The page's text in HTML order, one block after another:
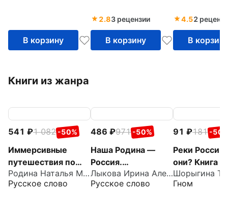
В корзину
диагностический
материал
2.83 рецензии
В корзину
лет. ФГОС
4.52
В корзину
Книги из жанра
541 1 082 -50%
Иммерсивные
путешествия по
родной стране с
детьми 4–5 лет.
Родина Наталья Михайловна
Русское слово
486 971 -50%
Наша Родина —
Россия.
Парциальная
образовательная
Лыкова Ирина Александровна
Русское слово
91 181 -
Реки
они? Книга
гувернеров и
Гном